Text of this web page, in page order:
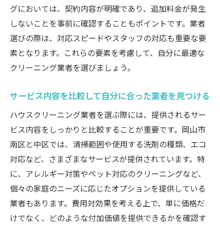
グにおいては、契約内容が明確であり、追加料金が発生
しないことを事前に確認することもポイントです。業者
選びの際は、対応スピードやスタッフの対応も重要な要
素となります。これらの要素を考慮して、自分に最適な
クリーニング業者を選びましょう。
サービス内容を比較して自分に合った業者を見つける
ハウスクリーニング業者を選ぶ際には、提供されるサー
ビス内容をしっかりと比較することが重要です。岡山市
南区と中区では、清掃範囲や使用する洗剤の種類、エコ
対応など、さまざまなサービスが提供されています。特
に、アレルギー対策やペット対応のクリーニングなど、
個々の家庭のニーズに応じたオプションを提供している
業者もあります。費用対効果を考える上で、単に価格だ
けでなく、どのような付加価値を提供できるかを確認す